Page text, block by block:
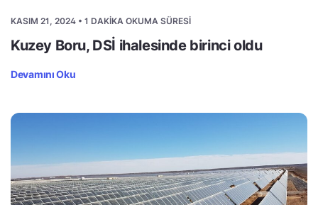
KASIM 21, 2024 • 1 DAKIKA OKUMA SÜRESI
Kuzey Boru, DSİ ihalesinde birinci oldu
Devamını Oku